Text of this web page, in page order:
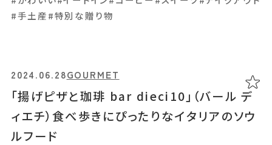
#手土産#特別な贈り物
「揚げピザと珈琲 bar dieci10」（バール デ
ィエチ）食べ歩きにぴったりなイタリアのソウ
ルフード
2024.06.28GOURMET
「ふわとろ菓子舗warabi.」こだわりの〝生わ
2024.04.12GOURMET
#天⽂館周辺
#イートイン#カフェ#スイーツ#テイクアウト#写真映え
#和スイーツ